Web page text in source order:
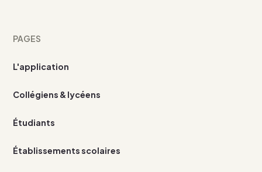
PAGES
L'application
Collégiens & lycéens
Étudiants
Établissements scolaires